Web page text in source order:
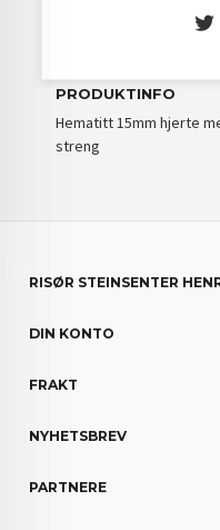
PRODUKTINFO
Hematitt 15mm hjerte
streng
RISØR STEINSENTER
DIN KONTO
FRAKT
NYHETSBREV
PARTNERE